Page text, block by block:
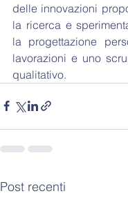
delle innovazioni
la ricerca e
la progettazione
lavorazioni e uno
qualitativo.
Post recenti